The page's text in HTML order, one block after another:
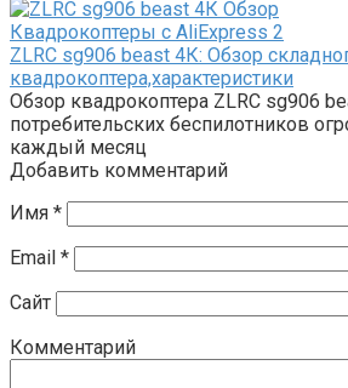
Квадрокоптеры с AliExpress 2
ZLRC sg906 beast 4К: Обзор
квадрокоптера,характеристики
Обзор квадрокоптера ZLRC sg906
потребительских беспилотников
каждый месяц
Добавить комментарий
Имя *
Email *
Сайт
Комментарий